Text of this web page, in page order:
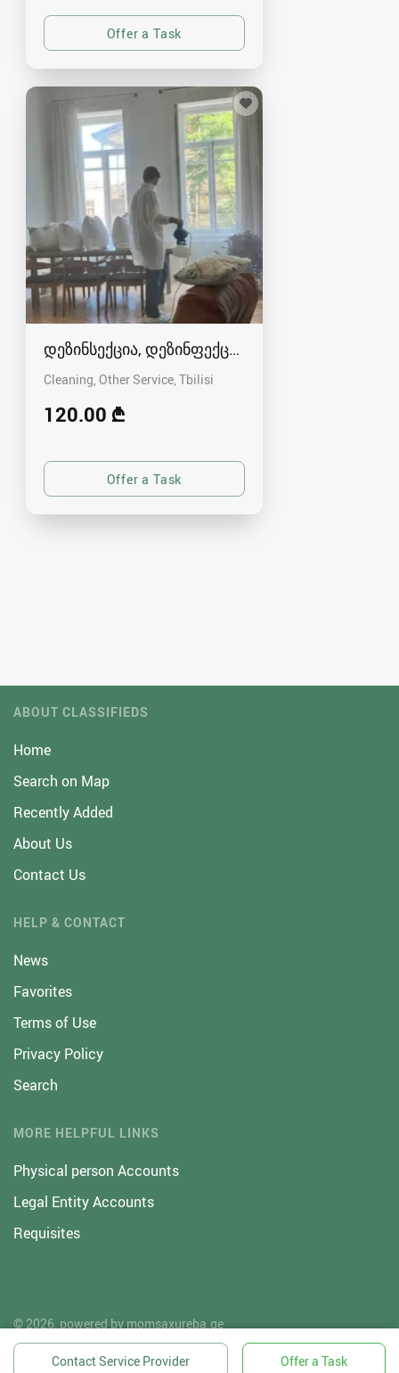
დეზინსექცია, დეზინფექცა და დერატზაცია.
Cleaning, Other Service Tbilisi
120.00 ₾
ABOUT CLASSIFIEDS
Home
Search on Map
Recently Added
About Us
Contact Us
HELP & CONTACT
News
Favorites
Terms of Use
Privacy Policy
Search
MORE HELPFUL LINKS
Physical person Accounts
Legal Entity Accounts
Requisites
© 2026, powered by momsaxureba.ge